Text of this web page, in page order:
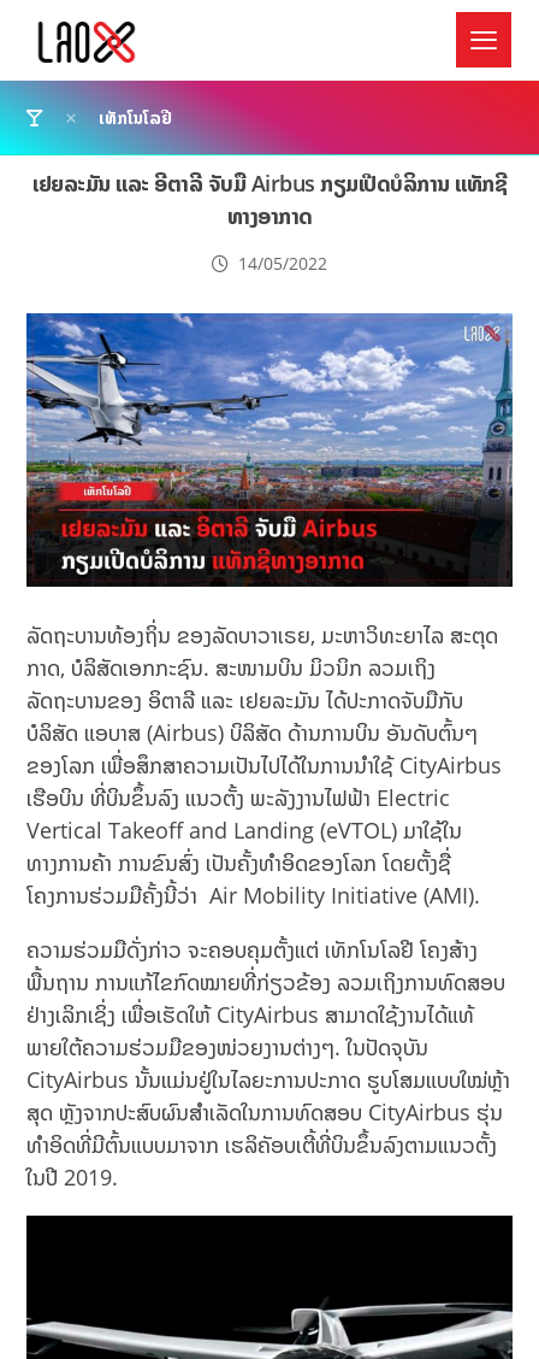
ເທັກໂນໂລຢີ
ເຢຍລະມັນ ແລະ ອີຕາລີ ຈັບມື Airbus ກຽມເປີດບໍລິການ ແທັກຊີ
ທາງອາກາດ
14/05/2022
ລັດຖະບານທ້ອງຖິ່ນ ຂອງລັດບາວາເຣຍ, ມະຫາວິທະຍາໄລ ສະຕຸດ
ກາດ, ບໍລິສັດເອກກະຊົນ. ສະໜາມບິນ ມິວນິກ ລວມເຖິງ
ລັດຖະບານຂອງ ອິຕາລີ ແລະ ເຢຍລະມັນ ໄດ້ປະກາດຈັບມືກັບ
ບໍລິສັດ ແອບາສ (Airbus) ບິລິສັດ ດ້ານການບິນ ອັນດັບຕົ້ນໆ
ຂອງໂລກ ເພື່ອສຶກສາຄວາມເປັນໄປໄດ້ໃນການນຳໃຊ້ CityAirbus
ເຮືອບິນ ທີ່ບິນຂຶ້ນລົງ ແນວຕັ້ງ ພະລັງງານໄຟຟ້າ Electric
Vertical Takeoff and Landing (eVTOL) ມາໃຊ້ໃນ
ທາງການຄ້າ ການຂົນສົ່ງ ເປັນຄັ້ງທຳອິດຂອງໂລກ ໂດຍຕັ້ງຊື່
ໂຄງການຮ່ວມມືຄັ້ງນີ້ວ່າ Air Mobility Initiative (AMI).
ຄວາມຮ່ວມມືດັ່ງກ່າວ ຈະຄອບຄຸມຕັ້ງແຕ່ ເທັກໂນໂລຢີ ໂຄງສ້າງ
ພື້ນຖານ ການແກ້ໄຂກົດໝາຍທີ່ກ່ຽວຂ້ອງ ລວມເຖິງການທົດສອບ
ຢ່າງເລິກເຊິ່ງ ເພື່ອເຮັດໃຫ້ CityAirbus ສາມາດໃຊ້ງານໄດ້ແທ້
ພາຍໃຕ້ຄວາມຮ່ວມມືຂອງໜ່ວຍງານຕ່າງໆ. ໃນປັດຈຸບັນ
CityAirbus ນັ້ນແມ່ນຢູ່ໃນໄລຍະການປະກາດ ຮູບໂສມແບບໃໝ່ຫຼ້າ
ສຸດ ຫຼັງຈາກປະສົບຜົນສຳເລັດໃນການທົດສອບ CityAirbus ຮຸ່ນ
ທຳອິດທີ່ມີຕົ້ນແບບມາຈາກ ເຮລິຄັອບເຕີ້ທີ່ບິນຂຶ້ນລົງຕາມແນວຕັ້ງ
ໃນປີ 2019.